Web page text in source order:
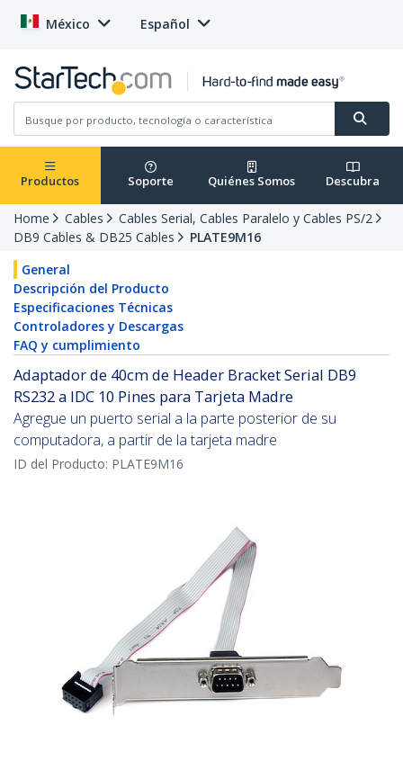
México Español
Productos Soporte Quiénes Somos Descubra
Home Cables
Cables Serial, Cables Paralelo y Cables PS/2
DB9 Cables & DB25 Cables
PLATE9M16
General
Descripción del Producto
Especificaciones Técnicas
Controladores y Descargas
FAQ y cumplimiento
Adaptador de 40cm de Header Bracket Serial DB9
RS232 a IDC 10 Pines para Tarjeta Madre
Agregue un puerto serial a la parte posterior de su
computadora, a partir de la tarjeta madre
ID del Producto: PLATE9M16